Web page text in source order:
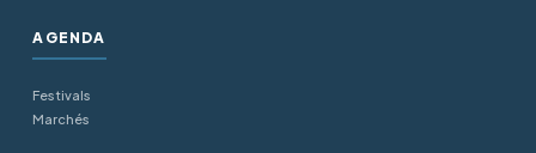
AGENDA
Festivals
Marchés